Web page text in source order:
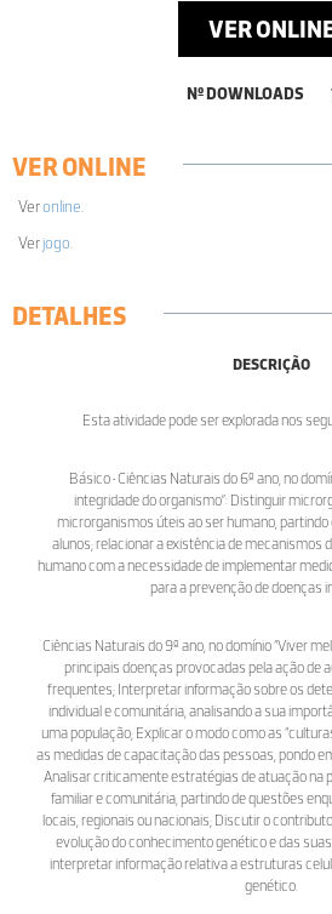
VER
Nº DOWNLOADS
VER ONLINE
Veronline.
Verjogo.
DETALHES
DESCRIÇÃO
Esta atividade pode ser explorada nos
Básico • Ciências Naturais do 6º ano, no
integridade do organismo”: Distinguir
microrganismos úteis ao ser humano, partindo
alunos; relacionar a existência de mecanismos
humano com a necessidade de implementar
para a prevenção de doenças
Ciências Naturais do 9º ano, no domínio “Viver
principais doenças provocadas pela ação de
frequentes; Interpretar informação sobre os
individual e comunitária, analisando a sua
uma população; Explicar o modo como as
as medidas de capacitação das pessoas, pondo
Analisar criticamente estratégias de atuação na
familiar e comunitária, partindo de questões
locais, regionais ou nacionais; Discutir o
evolução do conhecimento genético e das
interpretar informação relativa a estruturas
genético.